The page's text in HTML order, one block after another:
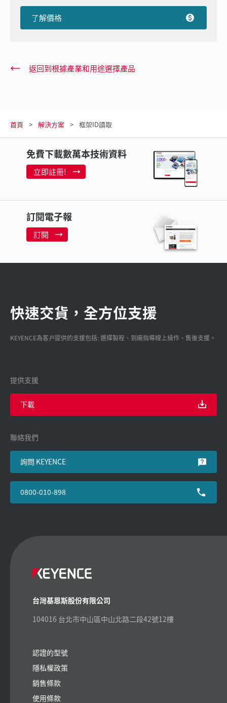
了解價格
返回到根據產業和用途選擇產品
首頁 解決方案 框架ID讀取
免費下載數萬本技術資料
立即註冊!
訂閱電子報
訂閱
快速交貨，全方位支援
KEYENCE為客戸提供的支援包括: 選擇製程、到廠指導線上操作、售後支援。
提供支援
下載
聯絡我們
詢問 KEYENCE
0800-010-898
台灣基恩斯股份有限公司
104016 台北市中山區中山北路二段42號12樓
認證的型號
隱私權政策
銷售條款
使用條款